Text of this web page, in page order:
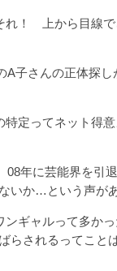
！ 上から目線で
子さんの正体探し
定ってネット得意
年に芸能界を引
いか…という声が
ギャルって多かっ
らされるってこと